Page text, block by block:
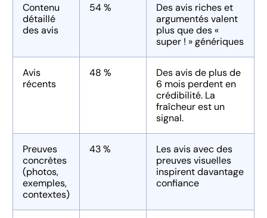
Contenu
détaillé
des avis
54 %
Des avis riches et
argumentés valent
plus que des «
super ! » génériques
Avis
récents
48 %
Des avis de plus de
6 mois perdent en
crédibilité. La
fraîcheur est un
signal.
Preuves
concrètes
(photos,
exemples,
contextes)
43 %
Les avis avec des
preuves visuelles
inspirent davantage
confiance